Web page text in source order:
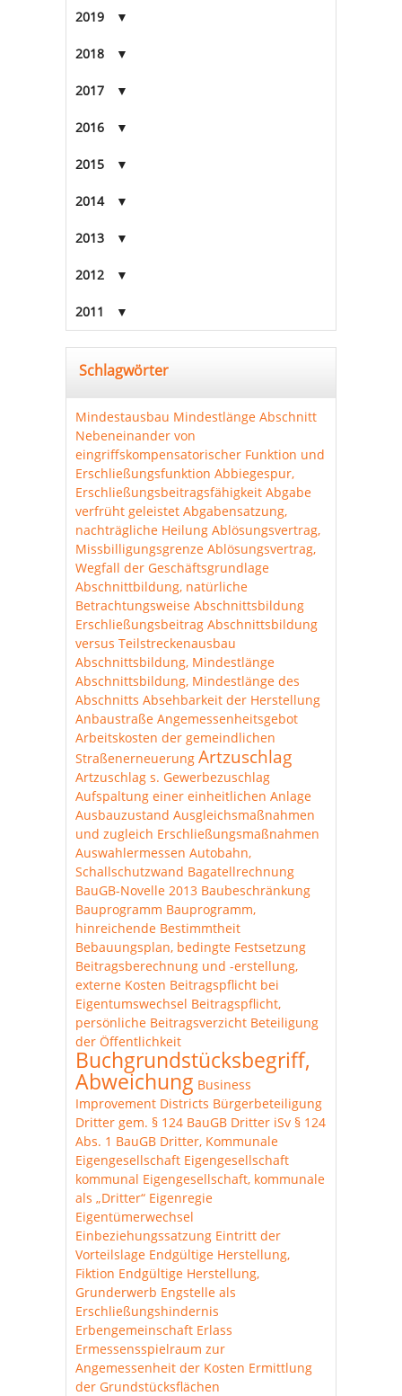
2019
2018
2017
2016
2015
2014
2013
2012
2011
Schlagwörter
Mindestausbau Mindestlänge Abschnitt
Nebeneinander von
eingriffskompensatorischer Funktion und
Erschließungsfunktion Abbiegespur,
Erschließungsbeitragsfähigkeit Abgabe
verfrüht geleistet Abgabensatzung,
nachträgliche Heilung Ablösungsvertrag,
Missbilligungsgrenze Ablösungsvertrag,
Wegfall der Geschäftsgrundlage
Abschnittbildung, natürliche
Betrachtungsweise Abschnittsbildung
Erschließungsbeitrag Abschnittsbildung
versus Teilstreckenausbau
Abschnittsbildung, Mindestlänge
Abschnittsbildung, Mindestlänge des
Abschnitts Absehbarkeit der Herstellung
Anbaustraße Angemessenheitsgebot
Arbeitskosten der gemeindlichen
Straßenerneuerung Artzuschlag
Artzuschlag s. Gewerbezuschlag
Aufspaltung einer einheitlichen Anlage
Ausbauzustand Ausgleichsmaßnahmen
und zugleich Erschließungsmaßnahmen
Auswahlermessen Autobahn,
Schallschutzwand Bagatellrechnung
BauGB-Novelle 2013 Baubeschränkung
Bauprogramm Bauprogramm,
hinreichende Bestimmtheit
Bebauungsplan, bedingte Festsetzung
Beitragsberechnung und -erstellung,
externe Kosten Beitragspflicht bei
Eigentumswechsel Beitragspflicht,
persönliche Beitragsverzicht Beteiligung
der Öffentlichkeit
Buchgrundstücksbegriff,
Abweichung Business
Improvement Districts Bürgerbeteiligung
Dritter gem. § 124 BauGB Dritter iSv § 124
Abs. 1 BauGB Dritter, Kommunale
Eigengesellschaft Eigengesellschaft
kommunal Eigengesellschaft, kommunale
als „Dritter“ Eigenregie
Eigentümerwechsel
Einbeziehungssatzung Eintritt der
Vorteilslage Endgültige Herstellung,
Fiktion Endgültige Herstellung,
Grunderwerb Engstelle als
Erschließungshindernis
Erbengemeinschaft Erlass
Ermessensspielraum zur
Angemessenheit der Kosten Ermittlung
der Grundstücksflächen